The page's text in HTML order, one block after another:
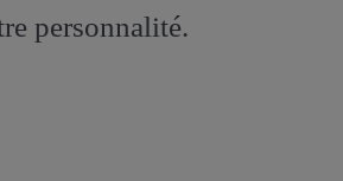
personnalité.